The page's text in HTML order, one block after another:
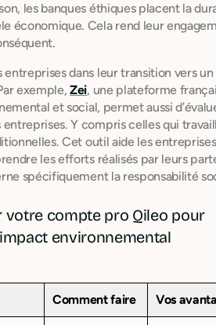
les banques éthiques placent la
économique. Cela rend leur
entreprises dans leur transition vers un
exemple,Zei, une plateforme
et social, permet aussi
entreprises. Y compris celles qui
Cet outil aide les
les efforts réalisés par leurs
spécifiquement la responsabilité
votre compte pro Qileo pour
environnemental
Comment faire Vos